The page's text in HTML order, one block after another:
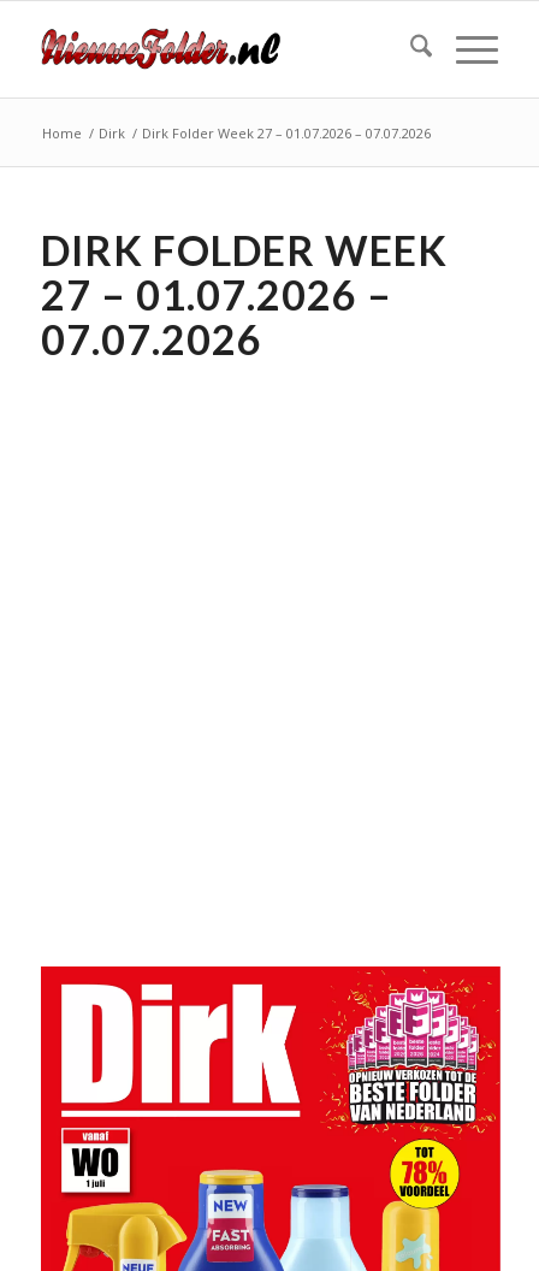
Home / Dirk / Dirk Folder Week 27 – 01.07.2026 – 07.07.2026
DIRK FOLDER WEEK
27 – 01.07.2026 –
07.07.2026